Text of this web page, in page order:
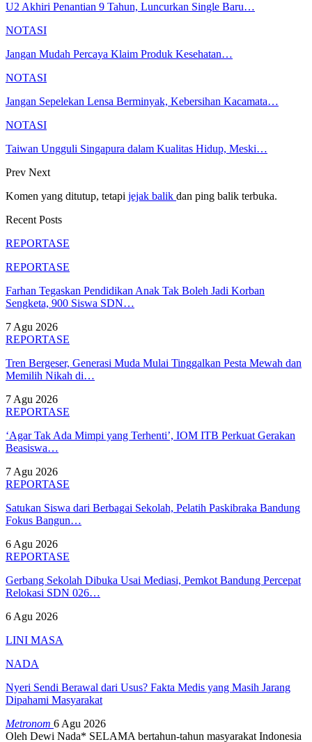
U2 Akhiri Penantian 9 Tahun, Luncurkan Single Baru…
NOTASI
Jangan Mudah Percaya Klaim Produk Kesehatan…
NOTASI
Jangan Sepelekan Lensa Berminyak, Kebersihan Kacamata…
NOTASI
Taiwan Ungguli Singapura dalam Kualitas Hidup, Meski…
Prev Next
Komen yang ditutup, tetapi jejak balik dan ping balik terbuka.
Recent Posts
REPORTASE
REPORTASE
Farhan Tegaskan Pendidikan Anak Tak Boleh Jadi Korban
Sengketa, 900 Siswa SDN…
7 Agu 2026
REPORTASE
Tren Bergeser, Generasi Muda Mulai Tinggalkan Pesta Mewah dan
Memilih Nikah di…
7 Agu 2026
REPORTASE
‘Agar Tak Ada Mimpi yang Terhenti’, IOM ITB Perkuat Gerakan
Beasiswa…
7 Agu 2026
REPORTASE
Satukan Siswa dari Berbagai Sekolah, Pelatih Paskibraka Bandung
Fokus Bangun…
6 Agu 2026
REPORTASE
Gerbang Sekolah Dibuka Usai Mediasi, Pemkot Bandung Percepat
Relokasi SDN 026…
6 Agu 2026
LINI MASA
NADA
Nyeri Sendi Berawal dari Usus? Fakta Medis yang Masih Jarang
Dipahami Masyarakat
Metronom 6 Agu 2026
Oleh Dewi Nada* SELAMA bertahun-tahun masyarakat Indonesia